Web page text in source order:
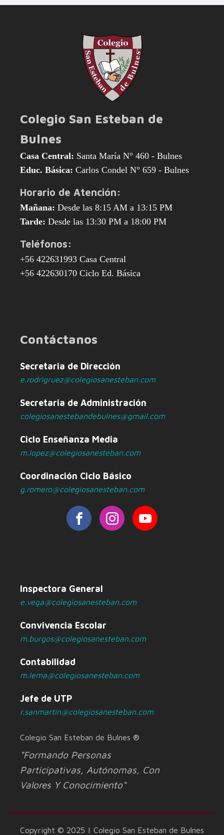
Colegio San Esteban de
Bulnes
Casa Central: Santa María N° 460 - Bulnes
Educ. Básica: Carlos Condel N° 659 - Bulnes
Horario de Atención:
Mañana: Desde las 8:15 AM a 13:15 PM
Tarde: Desde las 13:30 PM a 18:00 PM
Teléfonos:
+56 422631993 Casa Central
+56 422630170 Ciclo Ed. Básica
Contáctanos
Secretaria de Dirección
e.rodrigruez@colegiosanesteban.com
Secretaria de Administración
colegiosanestebandebulnes@gmail.com
Ciclo Enseñanza Media
m.lopez@colegiosanesteban.com
Coordinación Ciclo Básico
g.romero@colegiosanesteban.com
Inspectora General
e.vega@colegiosanesteban.com
Convivencia Escolar
m.burgos@colegiosanesteban.com
Contabilidad
m.lema@colegiosanesteban.com
Jefe de UTP
r.sanmartin@colegiosanesteban.com
Colegio San Esteban de Bulnes ®
"Formando Personas
Participativas, Autónomas, Con
Valores Y Conocimiento"
Copyright © 2025 | Colegio San Esteban de Bulnes